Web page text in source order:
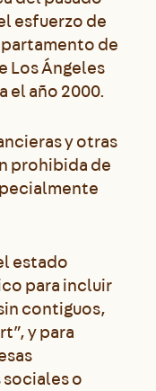
esfuerzo de
de
Los Ángeles
el año 2000.
y otras
prohibida de
estado
para incluir
contiguos,
y para
o